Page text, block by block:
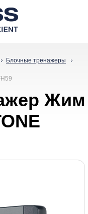
Блочные тренажеры
Жим